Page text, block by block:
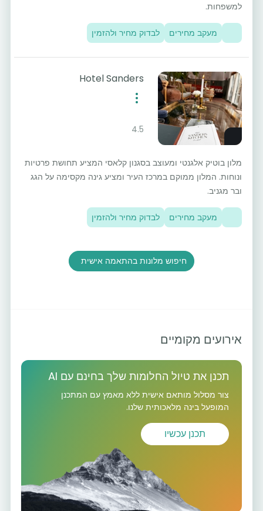
למשפחות.
מעקב מחירים לבדוק מחיר ולהזמין
Hotel Sanders
4.5
מלון בוטיק אלגנטי ומעוצב בסגנון קלאסי המציע תחושת פרטיות
ונוחות. המלון ממוקם במרכז העיר ומציע גינה מקסימה על הגג
ובר מגניב.
מעקב מחירים לבדוק מחיר ולהזמין
חיפוש מלונות בהתאמה אישית
אירועים מקומיים
תכנן את טיול החלומות שלך בחינם עם AI
צור מסלול מותאם אישית ללא מאמץ עם המתכנן
המופעל בינה מלאכותית שלנו.
תכנן עכשיו